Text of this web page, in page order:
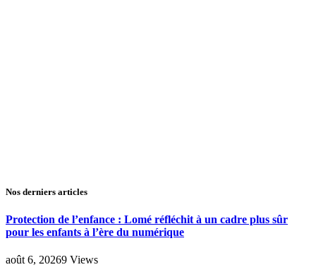
Nos derniers articles
Protection de l’enfance : Lomé réfléchit à un cadre plus sûr
pour les enfants à l’ère du numérique
août 6, 20269 Views